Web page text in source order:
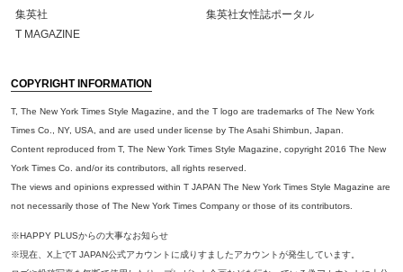
集英社
集英社女性誌ポータル
T MAGAZINE
COPYRIGHT INFORMATION
T, The New York Times Style Magazine, and the T logo are trademarks of The New York
Times Co., NY, USA, and are used under license by The Asahi Shimbun, Japan.
Content reproduced from T, The New York Times Style Magazine, copyright 2016 The New
York Times Co. and/or its contributors, all rights reserved.
The views and opinions expressed within T JAPAN The New York Times Style Magazine are
not necessarily those of The New York Times Company or those of its contributors.
※HAPPY PLUSからの大事なお知らせ
※現在、X上でT JAPAN公式アカウントに成りすましたアカウントが発生しています。